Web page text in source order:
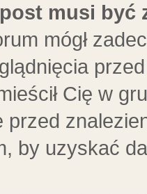
musi być
mógł
Cię w
przed
by uzyskać